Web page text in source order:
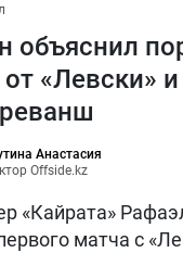
объяснил
от «Левски»
Анастасия
Offside.kz
«Кайрата»
матча с